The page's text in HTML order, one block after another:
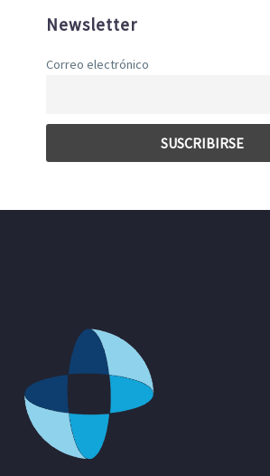
Newsletter
Correo electrónico